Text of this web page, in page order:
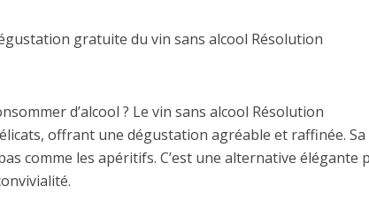
gratuite du vin sans alcool Résolution
d’alcool ? Le vin sans alcool Résolution
offrant une dégustation agréable et raffinée. Sa
comme les apéritifs. C’est une alternative élégante